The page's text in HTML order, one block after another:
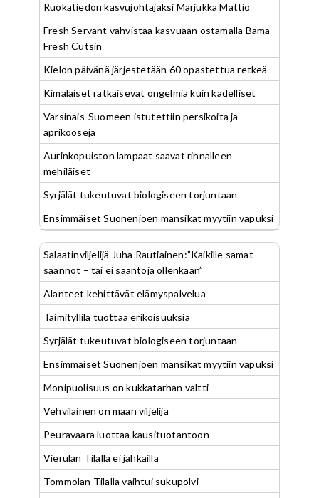
Ruokatiedon kasvujohtajaksi Marjukka Mattio
Fresh Servant vahvistaa kasvuaan ostamalla Bama
Fresh Cutsin
Kielon päivänä järjestetään 60 opastettua retkeä
Kimalaiset ratkaisevat ongelmia kuin kädelliset
Varsinais-Suomeen istutettiin persikoita ja
aprikooseja
Aurinkopuiston lampaat saavat rinnalleen
mehiläiset
Syrjälät tukeutuvat biologiseen torjuntaan
Ensimmäiset Suonenjoen mansikat myytiin vapuksi
Salaatinviljelijä Juha Rautiainen:”Kaikille samat
säännöt – tai ei sääntöjä ollenkaan”
Alanteet kehittävät elämyspalvelua
Taimityllilä tuottaa erikoisuuksia
Syrjälät tukeutuvat biologiseen torjuntaan
Ensimmäiset Suonenjoen mansikat myytiin vapuksi
Monipuolisuus on kukkatarhan valtti
Vehviläinen on maan viljelijä
Peuravaara luottaa kausituotantoon
Vierulan Tilalla ei jahkailla
Tommolan Tilalla vaihtui sukupolvi